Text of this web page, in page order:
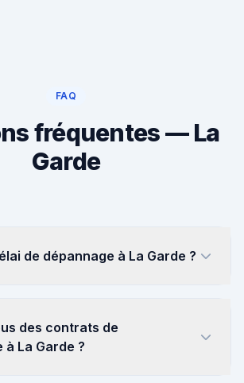
FAQ
fréquentes — La
Garde
de dépannage à La Garde ?
des contrats de
La Garde ?